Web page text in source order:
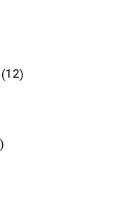
12